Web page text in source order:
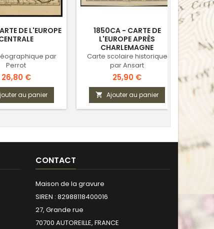
DE L'EUROPE
par
Perrot
Prix
26,80 €
au panier
1850CA - CARTE DE
L'EUROPE APRÈS
CHARLEMAGNE
Carte scolaire historique
par Ansart
Prix
25,90 €
 Ajouter au panier 
CONTACT
Maison de la gravure
SIREN : 82988118400016
27, Grande rue
70700 AUTOREILLE, FRANCE